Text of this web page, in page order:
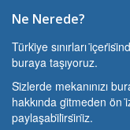
Ne Nerede?
Türki̇ye sınırları
buraya taşıyoruz.
Si̇zlerde mekanınızı
hakkında gi̇tmeden ön
paylaşabi̇li̇rsi̇ni̇z.